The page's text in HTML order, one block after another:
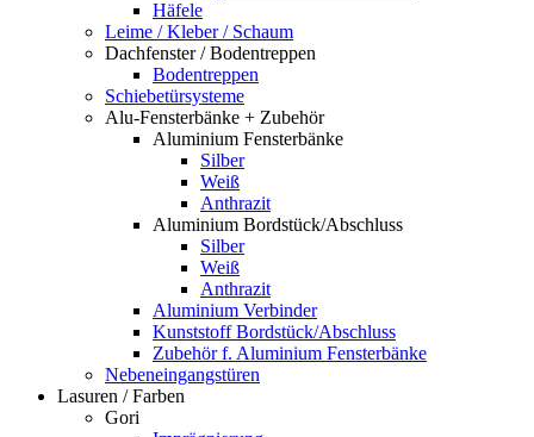
Häfele
Leime / Kleber / Schaum
Dachfenster / Bodentreppen
Bodentreppen
Schiebetürsysteme
Alu-Fensterbänke + Zubehör
Aluminium Fensterbänke
Silber
Weiß
Anthrazit
Aluminium Bordstück/Abschluss
Silber
Weiß
Anthrazit
Aluminium Verbinder
Kunststoff Bordstück/Abschluss
Zubehör f. Aluminium Fensterbänke
Nebeneingangstüren
Lasuren / Farben
Gori